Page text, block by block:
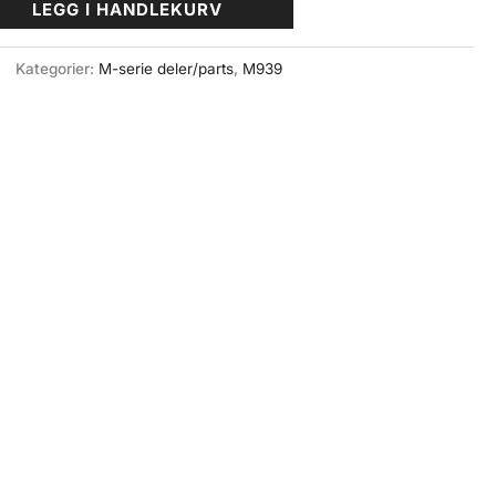
LEGG I HANDLEKURV
Kategorier: M-serie deler/parts, M939